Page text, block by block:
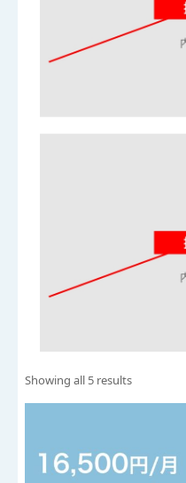
Showing all 5 results